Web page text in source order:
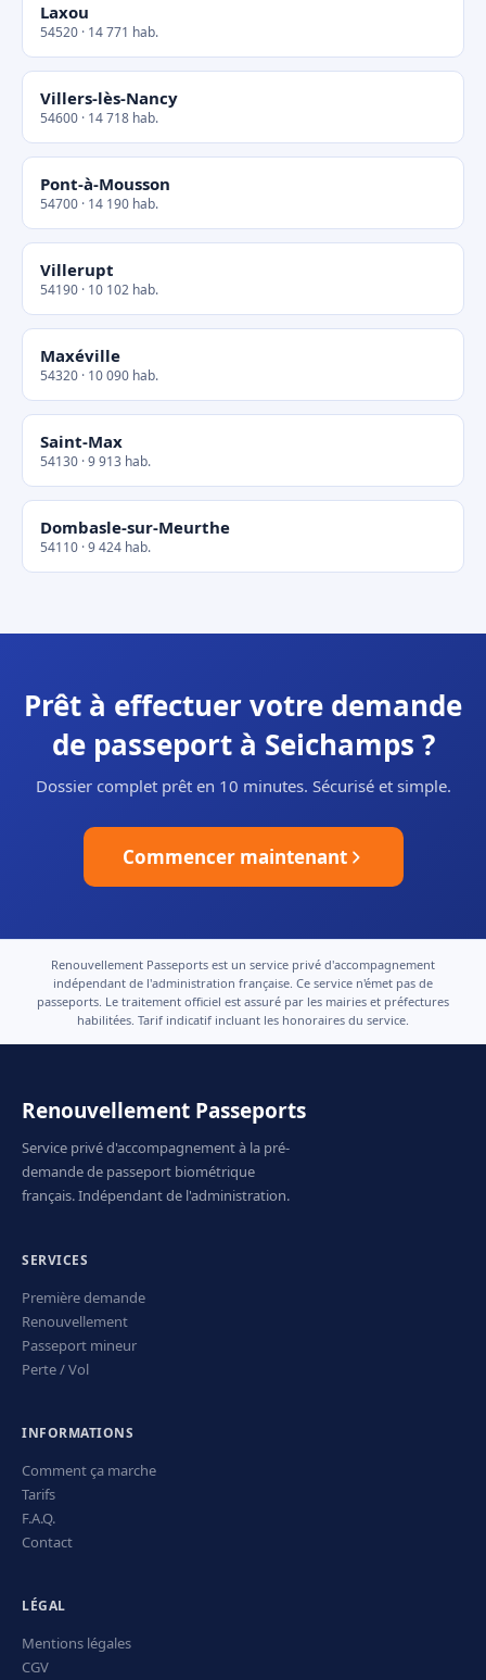
Laxou
54520 · 14 771 hab.
Villers-lès-Nancy
54600 · 14 718 hab.
Pont-à-Mousson
54700 · 14 190 hab.
Villerupt
54190 · 10 102 hab.
Maxéville
54320 · 10 090 hab.
Saint-Max
54130 · 9 913 hab.
Dombasle-sur-Meurthe
54110 · 9 424 hab.
Prêt à effectuer votre demande
de passeport à Seichamps ?
Dossier complet prêt en 10 minutes. Sécurisé et simple.
Commencer maintenant
Renouvellement Passeports est un service privé d'accompagnement
indépendant de l'administration française. Ce service n'émet pas de
passeports. Le traitement officiel est assuré par les mairies et préfectures
habilitées. Tarif indicatif incluant les honoraires du service.
Renouvellement Passeports
Service privé d'accompagnement à la pré-
demande de passeport biométrique
français. Indépendant de l'administration.
SERVICES
Première demande
Renouvellement
Passeport mineur
Perte / Vol
INFORMATIONS
Comment ça marche
Tarifs
F.A.Q.
Contact
LÉGAL
Mentions légales
CGV